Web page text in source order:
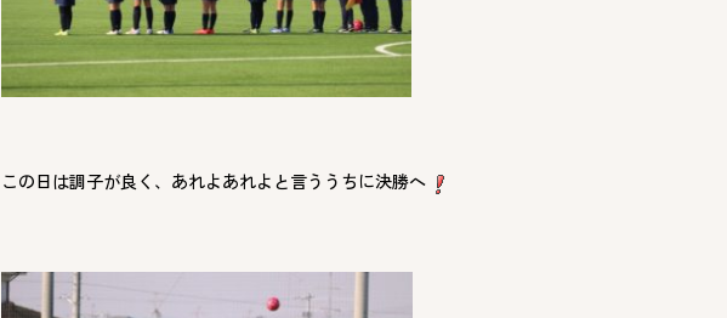
この日は調子が良く、あれよあれよと言ううちに決勝へ